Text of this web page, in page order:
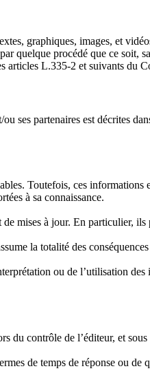
graphiques, images, et
quelque procédé que ce soit,
articles L.335-2 et suivants du
ses partenaires est décrites
Toutefois, ces informations
à sa connaissance.
mises à jour. En particulier,
la totalité des
ou de l’utilisation
du contrôle de l’éditeur, et
de temps de réponse ou de